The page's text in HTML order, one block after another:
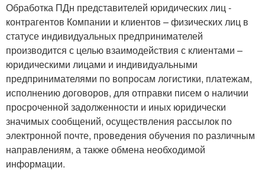
Обработка ПДн представителей юридических лиц -
контрагентов Компании и клиентов – физических лиц в
статусе индивидуальных предпринимателей
производится с целью взаимодействия с клиентами –
юридическими лицами и индивидуальными
предпринимателями по вопросам логистики, платежам,
исполнению договоров, для отправки писем о наличии
просроченной задолженности и иных юридически
значимых сообщений, осуществления рассылок по
электронной почте, проведения обучения по различным
направлениям, а также обмена необходимой
информации.